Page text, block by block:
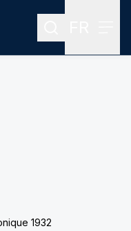
Rechercher
1932